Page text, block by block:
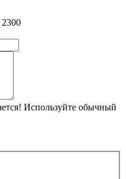
2300
Используйте обычный